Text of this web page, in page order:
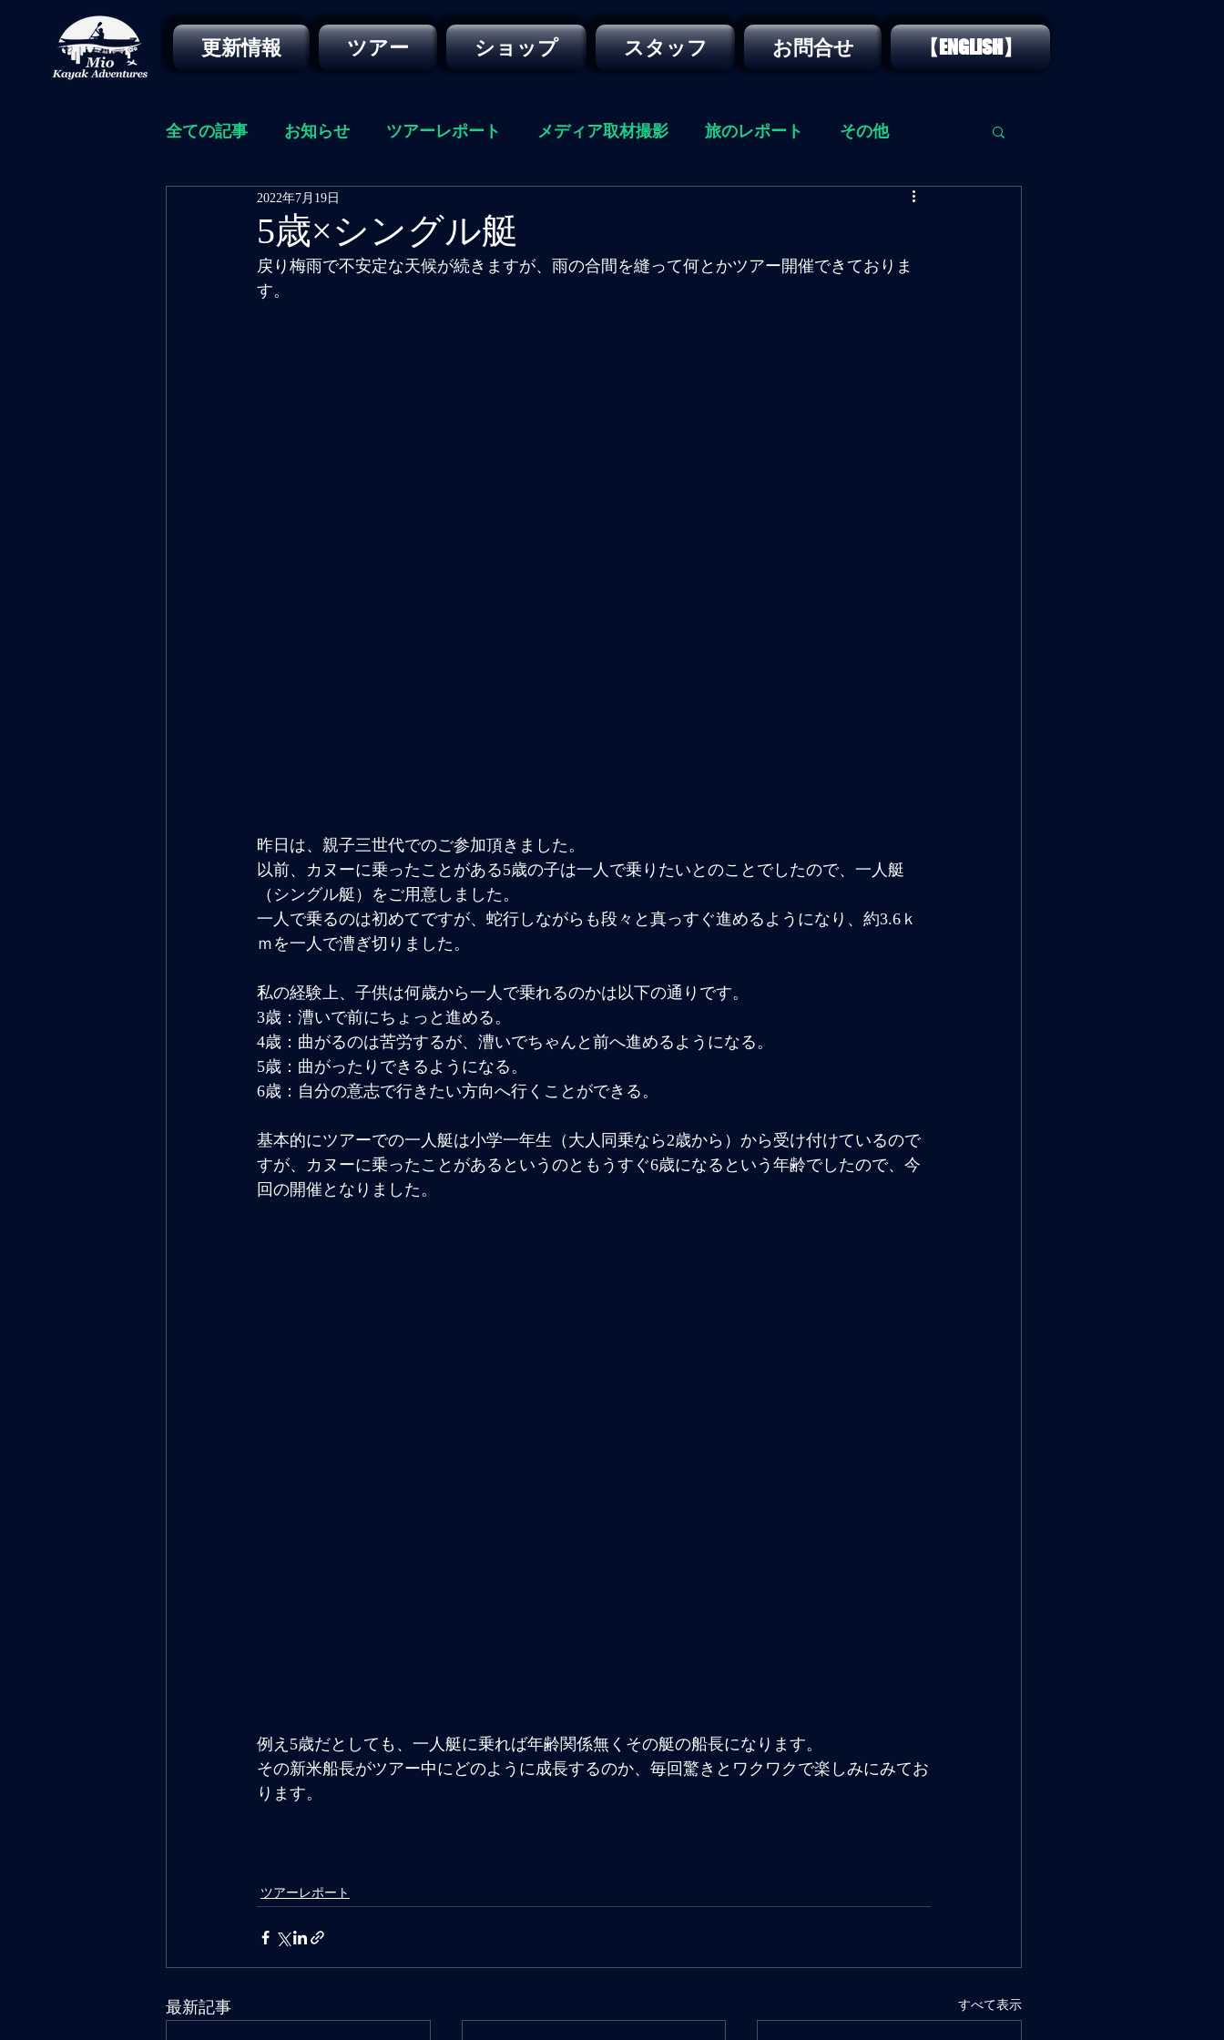
更新情報 ツアー ショップ スタッフ お問合せ 【ENGLISH】
全ての記事 お知らせ ツアーレポート メディア取材撮影 旅のレポート その他
5歳×シングル艇
2022年7月19日
戻り梅雨で不安定な天候が続きますが、雨の合間を縫って何とかツアー開催できておりま
す。
昨日は、親子三世代でのご参加頂きました。
以前、カヌーに乗ったことがある5歳の子は一人で乗りたいとのことでしたので、一人艇
（シングル艇）をご用意しました。
一人で乗るのは初めてですが、蛇行しながらも段々と真っすぐ進めるようになり、約3.6ｋ
ｍを一人で漕ぎ切りました。
私の経験上、子供は何歳から一人で乗れるのかは以下の通りです。
3歳：漕いで前にちょっと進める。
4歳：曲がるのは苦労するが、漕いでちゃんと前へ進めるようになる。
5歳：曲がったりできるようになる。
6歳：自分の意志で行きたい方向へ行くことができる。
基本的にツアーでの一人艇は小学一年生（大人同乗なら2歳から）から受け付けているので
すが、カヌーに乗ったことがあるというのともうすぐ6歳になるという年齢でしたので、今
回の開催となりました。
例え5歳だとしても、一人艇に乗れば年齢関係無くその艇の船長になります。
その新米船長がツアー中にどのように成長するのか、毎回驚きとワクワクで楽しみにみてお
ります。
ツアーレポート
最新記事 すべて表示